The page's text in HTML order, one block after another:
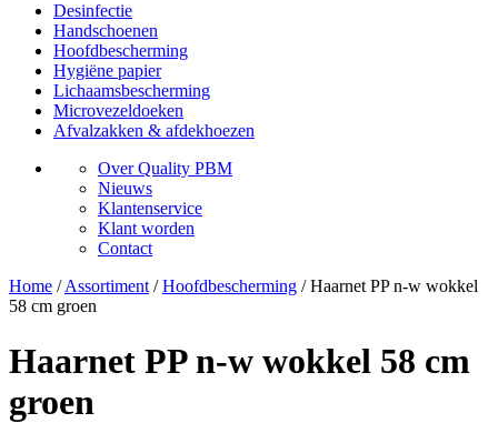
Desinfectie
Handschoenen
Hoofdbescherming
Hygiëne papier
Lichaamsbescherming
Microvezeldoeken
Afvalzakken & afdekhoezen
Over Quality PBM
Nieuws
Klantenservice
Klant worden
Contact
Home / Assortiment / Hoofdbescherming / Haarnet PP n-w wokkel
58 cm groen
Haarnet PP n-w wokkel 58 cm
groen